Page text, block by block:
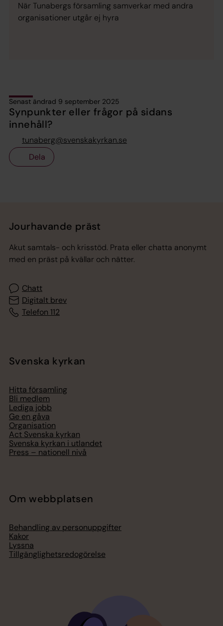
När Tunabergs församling samverkar med andra
organisationer utgår ej hyra
Senast ändrad 9 september 2025
Synpunkter eller frågor på sidans
innehåll?
tunaberg@svenskakyrkan.se
Dela
Jourhavande präst
Akut samtals- och krisstöd. Prata eller chatta anonymt
med en präst på kvällar och nätter.
Chatt
Digitalt brev
Telefon 112
Svenska kyrkan
Hitta församling
Bli medlem
Lediga jobb
Ge en gåva
Organisation
Act Svenska kyrkan
Svenska kyrkan i utlandet
Press – nationell nivå
Om webbplatsen
Behandling av personuppgifter
Kakor
Lyssna
Tillgänglighetsredogörelse